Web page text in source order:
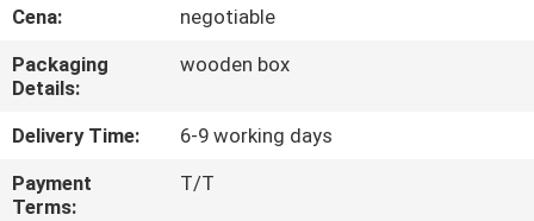
JAKOŚCI
SKONTAKTUJ
SIĘ
Cena:
negotiable
Packaging
Details:
wooden box
Delivery Time:
6-9 working days
Payment
Terms:
T/T